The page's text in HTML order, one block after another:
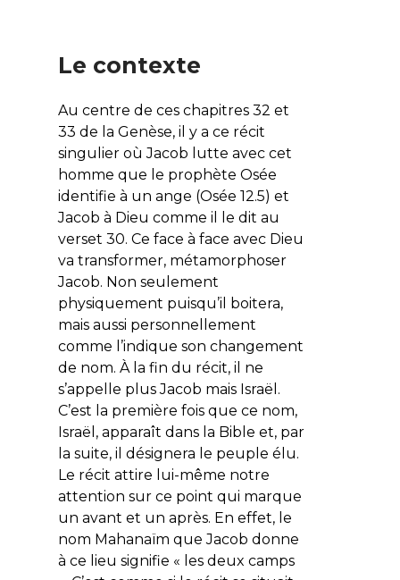
Le contexte
Au centre de ces chapitres 32 et
33 de la Genèse, il y a ce récit
singulier où Jacob lutte avec cet
homme que le prophète Osée
identifie à un ange (Osée 12.5) et
Jacob à Dieu comme il le dit au
verset 30. Ce face à face avec Dieu
va transformer, métamorphoser
Jacob. Non seulement
physiquement puisqu’il boitera,
mais aussi personnellement
comme l’indique son changement
de nom. À la fin du récit, il ne
s’appelle plus Jacob mais Israël.
C’est la première fois que ce nom,
Israël, apparaît dans la Bible et, par
la suite, il désignera le peuple élu.
Le récit attire lui-même notre
attention sur ce point qui marque
un avant et un après. En effet, le
nom Mahanaïm que Jacob donne
à ce lieu signifie « les deux camps